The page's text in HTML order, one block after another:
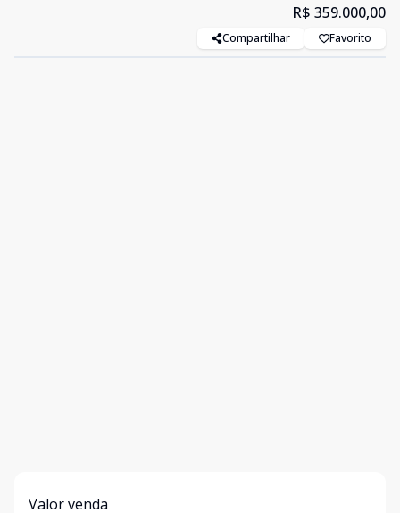
R$ 359.000,00
Compartilhar Favorito
Valor venda